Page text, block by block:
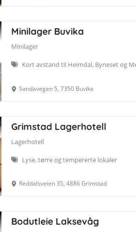
Minilager Buvika
Minilager
Kort avstand til Heimdal, Byneset og
Sandavegen 5, 7350 Buvika
Grimstad Lagerhotell
Lagerhotell
Lyse, tørre og tempererte lokaler
Reddalsveien 35, 4886 Grimstad
Bodutleie Laksevåg